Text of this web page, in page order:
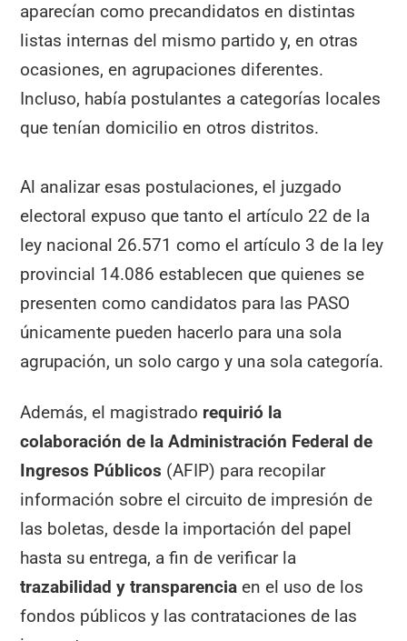
aparecían como precandidatos en distintas
listas internas del mismo partido y, en otras
ocasiones, en agrupaciones diferentes.
Incluso, había postulantes a categorías locales
que tenían domicilio en otros distritos.
Al analizar esas postulaciones, el juzgado
electoral expuso que tanto el artículo 22 de la
ley nacional 26.571 como el artículo 3 de la ley
provincial 14.086 establecen que quienes se
presenten como candidatos para las PASO
únicamente pueden hacerlo para una sola
agrupación, un solo cargo y una sola categoría.
Además, el magistrado requirió la
colaboración de la Administración Federal de
Ingresos Públicos (AFIP) para recopilar
información sobre el circuito de impresión de
las boletas, desde la importación del papel
hasta su entrega, a fin de verificar la
trazabilidad y transparencia en el uso de los
fondos públicos y las contrataciones de las